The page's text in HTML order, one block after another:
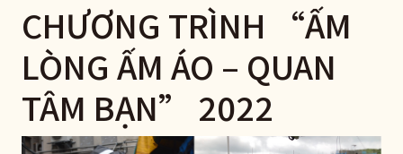
CHƯƠNG TRÌNH “ẤM
LÒNG ẤM ÁO – QUAN
TÂM BẠN” 2022